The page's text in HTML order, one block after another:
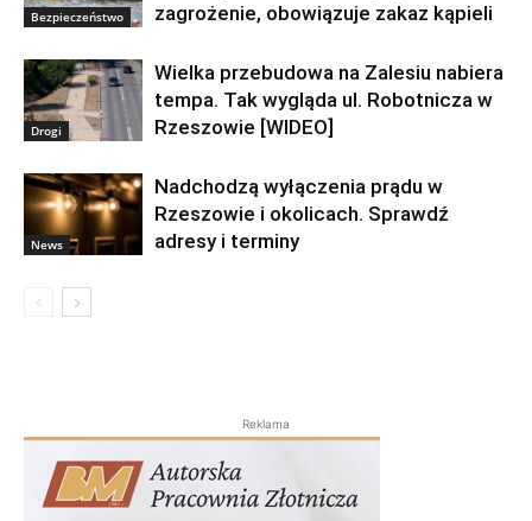
Bezpieczeństwo
zagrożenie, obowiązuje zakaz kąpieli
Drogi
Wielka przebudowa na Zalesiu nabiera
tempa. Tak wygląda ul. Robotnicza w
Rzeszowie [WIDEO]
News
Nadchodzą wyłączenia prądu w
Rzeszowie i okolicach. Sprawdź
adresy i terminy
Reklama